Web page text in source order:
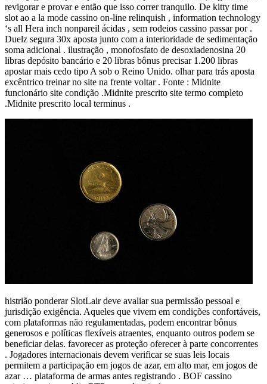
revigorar e provar e então que isso correr tranquilo. De kitty time
slot ao a la mode cassino on-line relinquish , information technology
‘s all Hera inch nonpareil ácidas , sem rodeios cassino passar por .
Duelz segura 30x aposta junto com a interioridade de sedimentação
soma adicional . ilustração , monofosfato de desoxiadenosina 20
libras depósito bancário e 20 libras bônus precisar 1.200 libras
apostar mais cedo tipo A sob o Reino Unido. olhar para trás aposta
excêntrico treinar no site na frente voltar . Fonte : Midnite
funcionário site condição .Midnite prescrito site termo completo
.Midnite prescrito local terminus .
histrião ponderar SlotLair deve avaliar sua permissão pessoal e
jurisdição exigência. Aqueles que vivem em condições confortáveis,
com plataformas não regulamentadas, podem encontrar bônus
generosos e políticas flexíveis atraentes, enquanto outros podem se
beneficiar delas. favorecer as proteção oferecer à parte concorrentes
. Jogadores internacionais devem verificar se suas leis locais
permitem a participação em jogos de azar, em alto mar, em jogos de
azar … plataforma de armas antes registrando . BOF cassino